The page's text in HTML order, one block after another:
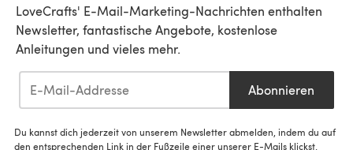
LoveCrafts' E-Mail-Marketing-Nachrichten enthalten
Newsletter, fantastische Angebote, kostenlose
Anleitungen und vieles mehr.
Abonnieren
Du kannst dich jederzeit von unserem Newsletter abmelden, indem du auf
den entsprechenden Link in der Fußzeile einer unserer E-Mails klickst.